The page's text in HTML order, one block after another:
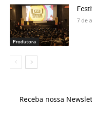
Produtora
7 de
Receba nossa